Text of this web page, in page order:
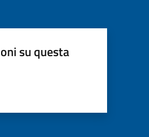
su questa